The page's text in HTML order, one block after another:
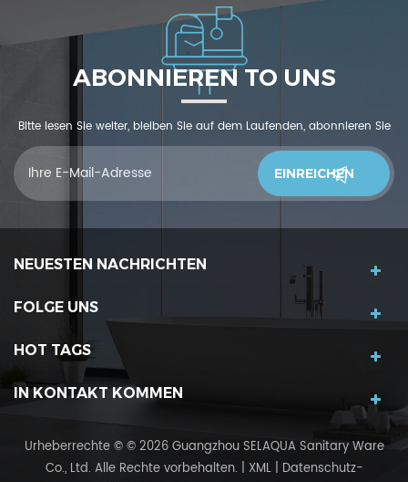
ABONNIEREN TO UNS
Bitte lesen Sie weiter, bleiben Sie auf dem Laufenden, abonnieren Sie
und wir begrüßen Sie, uns was zu sagendu denkst
NEUESTEN NACHRICHTEN
FOLGE UNS
HOT TAGS
IN KONTAKT KOMMEN
Urheberrechte © © 2026 Guangzhou SELAQUA Sanitary Ware
Co., Ltd. Alle Rechte vorbehalten. | XML| Datenschutz-